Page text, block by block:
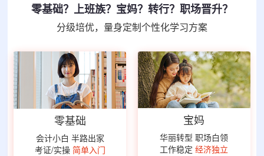
零基础？上班族？宝妈？转行？职场晋升？
分级培优，量身定制个性化学习方案
零基础
会计小白 半路出家
考证/实操 简单入门
宝妈
华丽转型 职场白领
工作稳定经济独立